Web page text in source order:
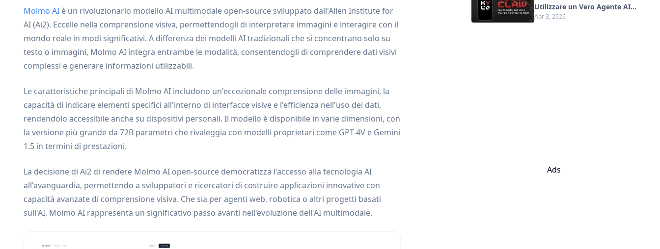
Molmo AI è un rivoluzionario modello AI multimodale open-source sviluppato dall'Allen Institute for
AI (Ai2). Eccelle nella comprensione visiva, permettendogli di interpretare immagini e interagire con il
mondo reale in modi significativi. A differenza dei modelli AI tradizionali che si concentrano solo su
testo o immagini, Molmo AI integra entrambe le modalità, consentendogli di comprendere dati visivi
complessi e generare informazioni utilizzabili.
Le caratteristiche principali di Molmo AI includono un'eccezionale comprensione delle immagini, la
capacità di indicare elementi specifici all'interno di interfacce visive e l'efficienza nell'uso dei dati,
rendendolo accessibile anche su dispositivi personali. Il modello è disponibile in varie dimensioni, con
la versione più grande da 72B parametri che rivaleggia con modelli proprietari come GPT-4V e Gemini
1.5 in termini di prestazioni.
La decisione di Ai2 di rendere Molmo AI open-source democratizza l'accesso alla tecnologia AI
all'avanguardia, permettendo a sviluppatori e ricercatori di costruire applicazioni innovative con
capacità avanzate di comprensione visiva. Che sia per agenti web, robotica o altri progetti basati
sull'AI, Molmo AI rappresenta un significativo passo avanti nell'evoluzione dell'AI multimodale.
Utilizzare un Vero Agente AI
"Fai-da-Te" (Aggiornamento
Apr 3, 2026
Ads